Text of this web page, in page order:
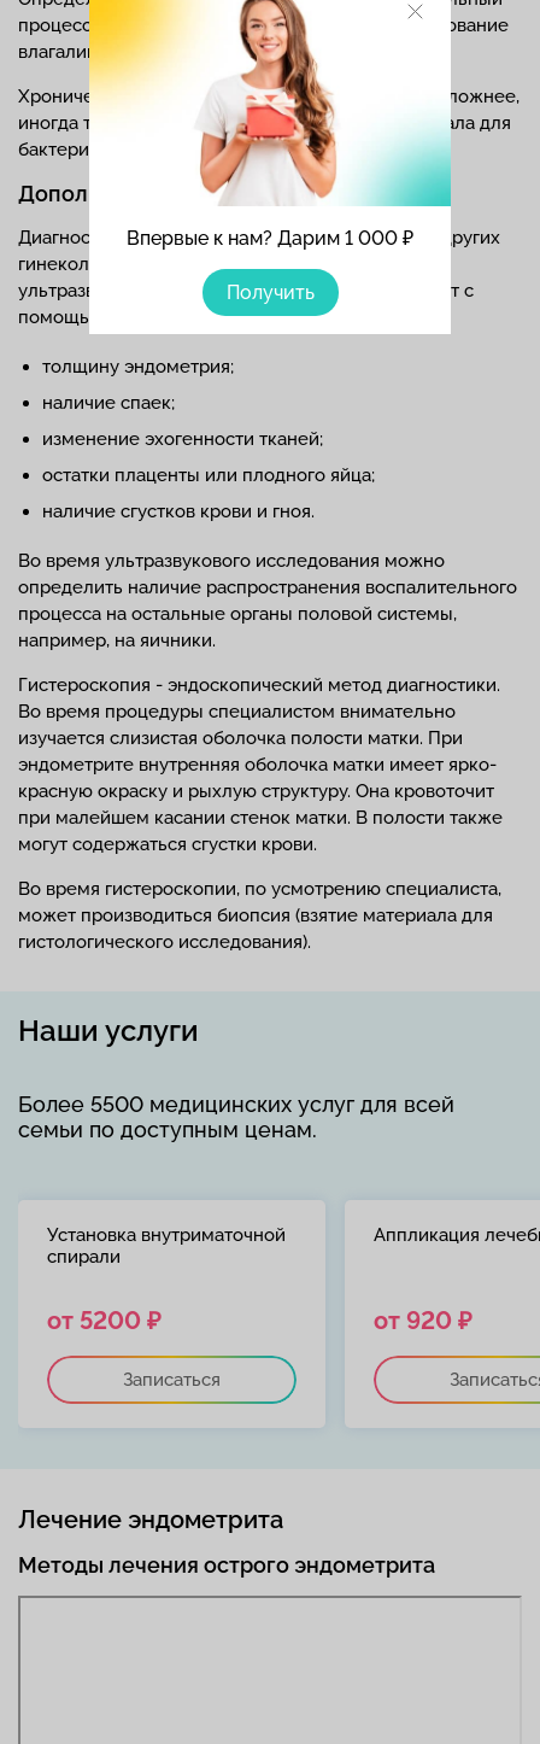
Впервые к нам? Дарим 1 000 ₽
Получить
процесс, позволяет бактериологическое исследование
влагалищной микрофлоры.
Хронический эндометрит определить намного сложнее,
иногда требуется неоднократное взятие материала для
бактериологического посева.
Дополнительные методы диагностики
Диагностировать эндометрит и отличить его от других
гинекологических заболеваний помогает
ультразвуковое исследование. Опытный диагност с
помощью аппарата УЗИ может выявить:
толщину эндометрия;
наличие спаек;
изменение эхогенности тканей;
остатки плаценты или плодного яйца;
наличие сгустков крови и гноя.
Во время ультразвукового исследования можно
определить наличие распространения воспалительного
процесса на остальные органы половой системы,
например, на яичники.
Гистероскопия - эндоскопический метод диагностики.
Во время процедуры специалистом внимательно
изучается слизистая оболочка полости матки. При
эндометрите внутренняя оболочка матки имеет ярко-
красную окраску и рыхлую структуру. Она кровоточит
при малейшем касании стенок матки. В полости также
могут содержаться сгустки крови.
Во время гистероскопии, по усмотрению специалиста,
может производиться биопсия (взятие материала для
гистологического исследования).
Наши услуги
Более 5500 медицинских услуг для всей
семьи по доступным ценам.
Установка внутриматочной
спирали
от 5200 ₽
Записаться
Аппликация
от 920 ₽
Лечение эндометрита
Методы лечения острого эндометрита